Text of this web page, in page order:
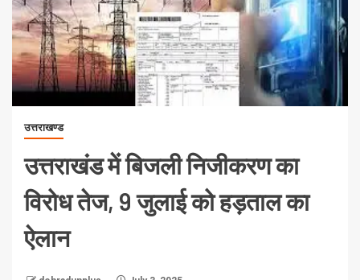
उत्तराखण्ड
उत्तराखंड में बिजली निजीकरण का
विरोध तेज, 9 जुलाई को हड़ताल का
ऐलान